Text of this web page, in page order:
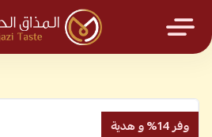
المذاق الحجازي
وفر 14% و هدية